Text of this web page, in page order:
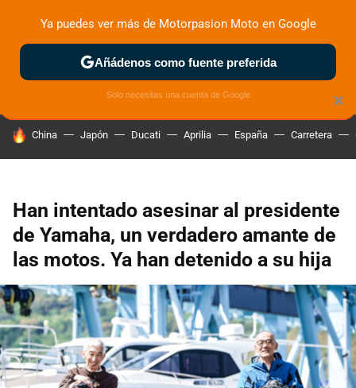
ZONA DE PRUEBAS DEPORTIVAS MOTOS ELÉCTRICAS
HOY SE HABLA DE
China Japón Ducati Aprilia España Carretera
Han intentado asesinar al presidente
de Yamaha, un verdadero amante de
las motos. Ya han detenido a su hija
×
Ya puedes ver más de Motorpasion Moto en Google
Añádenos como fuente preferida
Solo necesitas una cuenta de Google